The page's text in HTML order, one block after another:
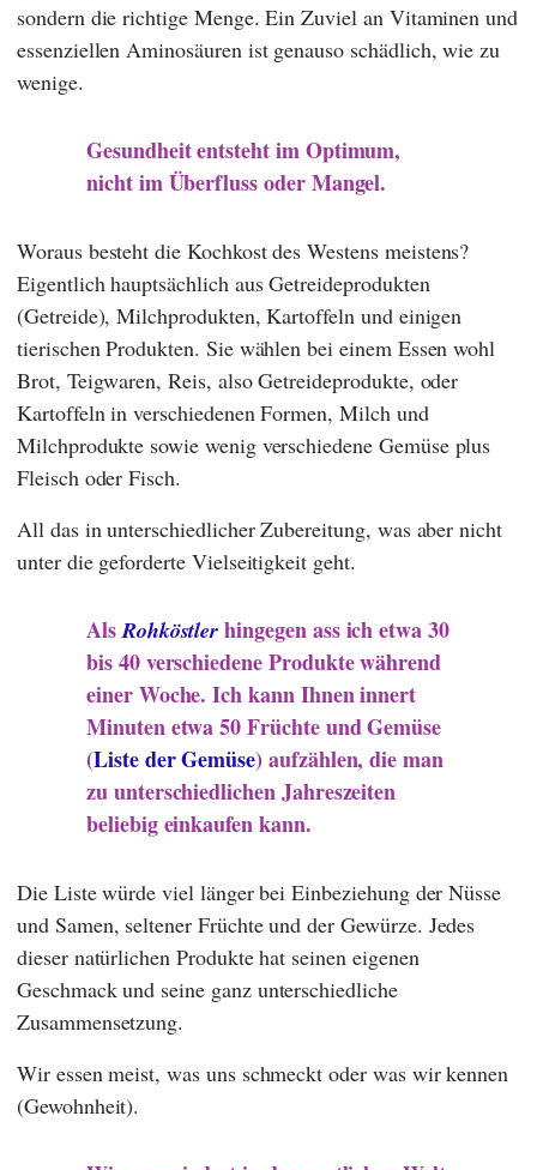
sondern die richtige Menge. Ein Zuviel an Vitaminen und
essenziellen Aminosäuren ist genauso schädlich, wie zu
wenige.
Gesundheit entsteht imOptimum,
nicht im Überfluss oder Mangel.
Woraus besteht die Kochkost des Westens meistens?
Eigentlich hauptsächlich aus Getreideprodukten
(Getreide), Milchprodukten, Kartoffeln und einigen
tierischen Produkten. Sie wählen bei einem Essen wohl
Brot, Teigwaren, Reis, also Getreideprodukte, oder
Kartoffeln in verschiedenen Formen, Milch und
Milchprodukte sowie wenig verschiedene Gemüse plus
Fleisch oder Fisch.
All das in unterschiedlicher Zubereitung, was aber nicht
unter die geforderte Vielseitigkeit geht.
AlsRohköstler hingegen ass ich etwa 30
bis 40 verschiedene Produkte während
einer Woche. Ich kann Ihnen innert
Minuten etwa 50 Früchte und Gemüse
(Liste der Gemüse) aufzählen, die man
zu unterschiedlichen Jahreszeiten
beliebig einkaufen kann.
Die Liste würde viel länger bei Einbeziehung der Nüsse
und Samen, seltener Früchte und der Gewürze. Jedes
dieser natürlichen Produkte hat seinen eigenen
Geschmack und seine ganz unterschiedliche
Zusammensetzung.
Wir essen meist, was uns schmeckt oder was wir kennen
(Gewohnheit).